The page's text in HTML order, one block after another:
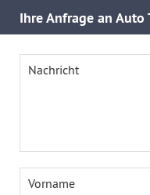
IhreAnfrage an
Nachricht
Vorname